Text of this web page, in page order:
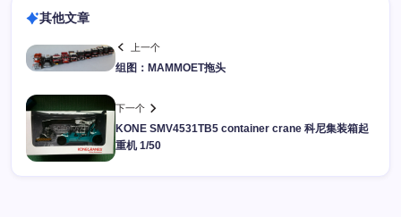
其他文章
上一个
组图：MAMMOET拖头
下一个
KONE SMV4531TB5 container crane 科尼集装箱起
重机 1/50